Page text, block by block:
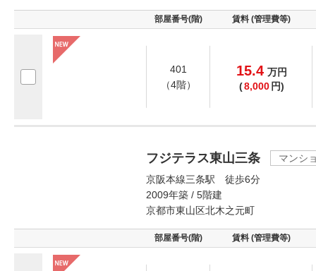
部屋番号(階) 賃料 (管理費等)
401
（4階）
15.4 万円
(8,000 円)
フジテラス東山三条
マンシ
京阪本線三条駅 徒歩6分
2009年築 / 5階建
京都市東山区北木之元町
部屋番号(階) 賃料 (管理費等)